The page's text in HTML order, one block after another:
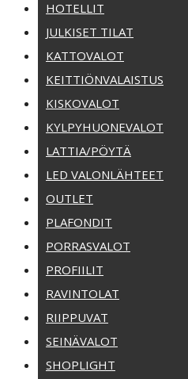
HOTELLIT
JULKISET TILAT
KATTOVALOT
KEITTIÖNVALAISTUS
KISKOVALOT
KYLPYHUONEVALOT
LATTIA/PÖYTÄ
LED VALONLÄHTEET
OUTLET
PLAFONDIT
PORRASVALOT
PROFIILIT
RAVINTOLAT
RIIPPUVAT
SEINÄVALOT
SHOPLIGHT